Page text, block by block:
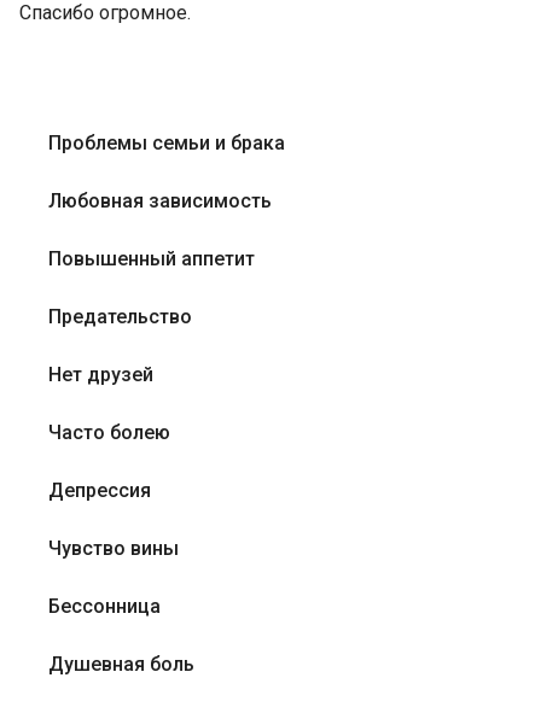
Спасибо огромное.
Проблемы семьи и брака
Любовная зависимость
Повышенный аппетит
Предательство
Нет друзей
Часто болею
Депрессия
Чувство вины
Бессонница
Душевная боль